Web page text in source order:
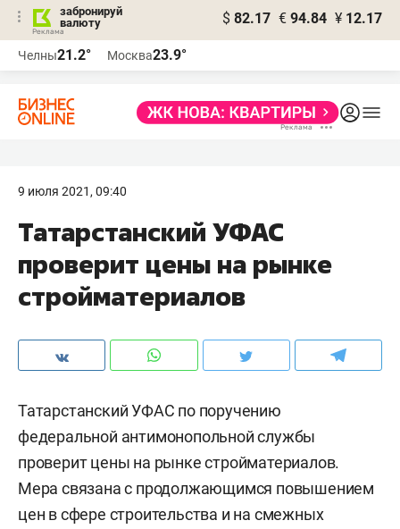
забронируй
валюту
$ 82.17 € 94.84 ¥ 12.17
Челны21.2° Москва23.9°
9 июля 2021, 09:40
Татарстанский УФАС
проверит цены на рынке
стройматериалов
Татарстанский УФАС по поручению
федеральной антимонопольной службы
проверит цены на рынке стройматериалов.
Мера связана с продолжающимся повышением
цен в сфере строительства и на смежных